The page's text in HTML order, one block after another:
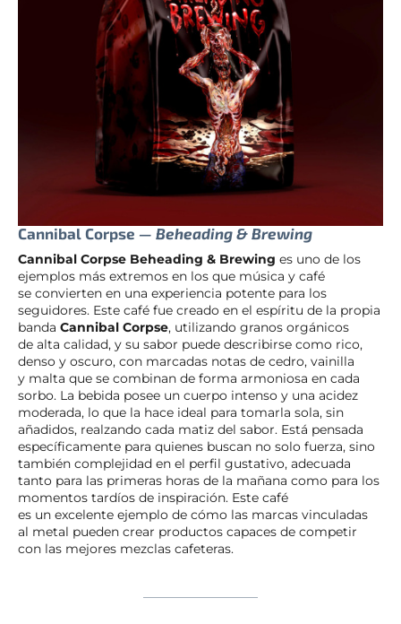
Cannibal Corpse — Beheading & Brewing
Cannibal Corpse Beheading & Brewing es uno de los
ejemplos más extremos en los que música y café
se convierten en una experiencia potente para los
seguidores. Este café fue creado en el espíritu de la propia
banda Cannibal Corpse, utilizando granos orgánicos
de alta calidad, y su sabor puede describirse como rico,
denso y oscuro, con marcadas notas de cedro, vainilla
y malta que se combinan de forma armoniosa en cada
sorbo. La bebida posee un cuerpo intenso y una acidez
moderada, lo que la hace ideal para tomarla sola, sin
añadidos, realzando cada matiz del sabor. Está pensada
específicamente para quienes buscan no solo fuerza, sino
también complejidad en el perfil gustativo, adecuada
tanto para las primeras horas de la mañana como para los
momentos tardíos de inspiración. Este café
es un excelente ejemplo de cómo las marcas vinculadas
al metal pueden crear productos capaces de competir
con las mejores mezclas cafeteras.